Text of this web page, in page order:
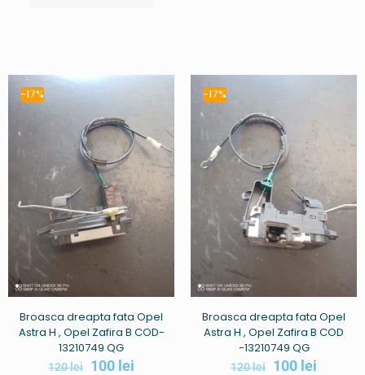
-17%
Broasca dreapta fata Opel
Astra H , Opel Zafira B COD-
13210749 QG
120lei 100 lei
-17%
Broasca dreapta fata Opel
Astra H , Opel Zafira B COD
-13210749 QG
120lei 100 lei